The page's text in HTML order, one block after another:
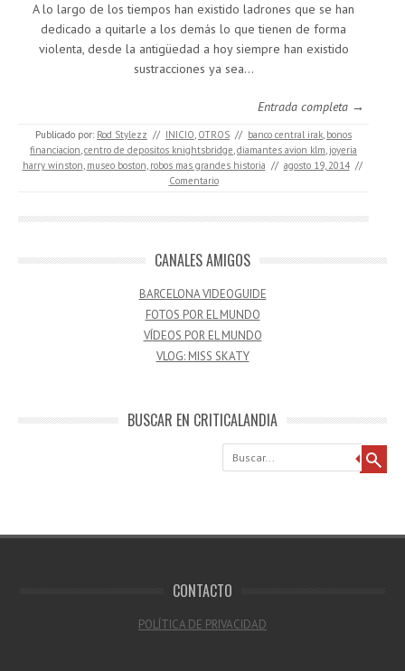
A lo largo de los tiempos han existido ladrones que se han
dedicado a quitarle a los demás lo que tienen de forma
violenta, desde la antigüedad a hoy siempre han existido
sustracciones ya sea…
Entrada completa →
Publicado por: Rod Stylezz // INICIO, OTROS // banco central irak, bonos
financiacion,centro de depositos knightsbridge,diamantes avion klm, joyeria
harry winston, museo boston, robos mas grandes historia // agosto 19, 2014 //
Comentario
CANALES AMIGOS
BARCELONA VIDEOGUIDE
FOTOS POR EL MUNDO
VÍDEOS POR EL MUNDO
VLOG: MISS SKATY
BUSCAR EN CRITICALANDIA
Buscar
CONTACTO
POLÍTICA DE PRIVACIDAD